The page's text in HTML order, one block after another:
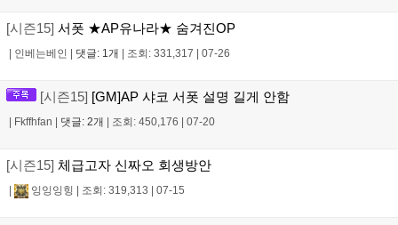
[시즌15] 서폿 ★AP유나라★ 숨겨진OP
인베는베인 댓글: 1개 조회: 331,317 07-26
[시즌15] [GM]AP 샤코 서폿 설명 길게 안함
Fkffhfan 댓글: 2개 조회: 450,176 07-20
[시즌15] 체급고자 신짜오 회생방안
잉잉잉힝 조회: 319,313 07-15